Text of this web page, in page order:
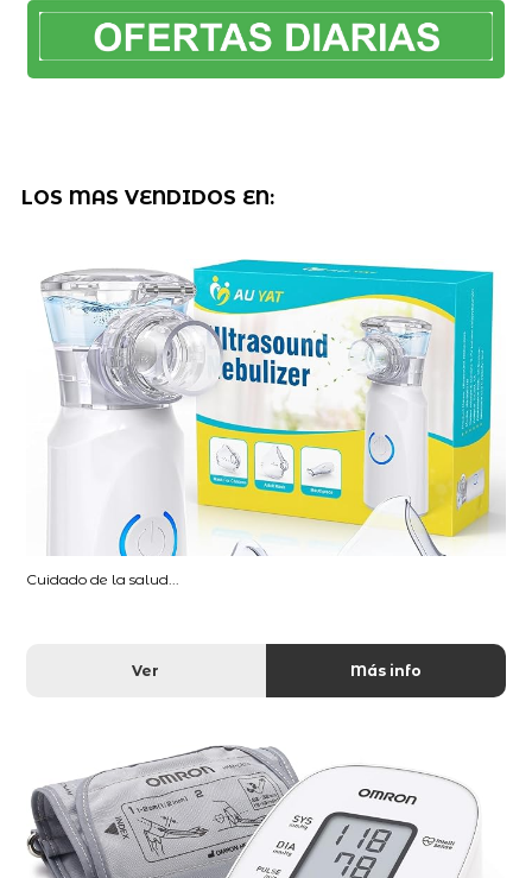
LOS MAS VENDIDOS EN:
Cuidado de la salud...
Ver Más info